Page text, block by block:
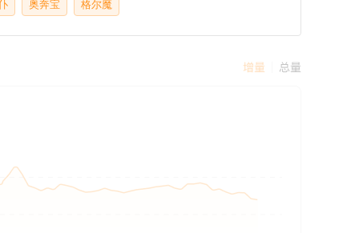
奥奔宝 格尔魔